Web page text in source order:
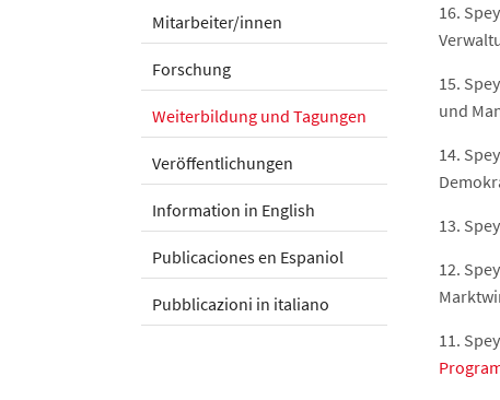
Mitarbeiter/innen
Forschung
Weiterbildung und Tagungen
Veröffentlichungen
Information in English
Publicaciones en Espaniol
Pubblicazioni in italiano
16.
15.
und
14.
13.
12.
11.